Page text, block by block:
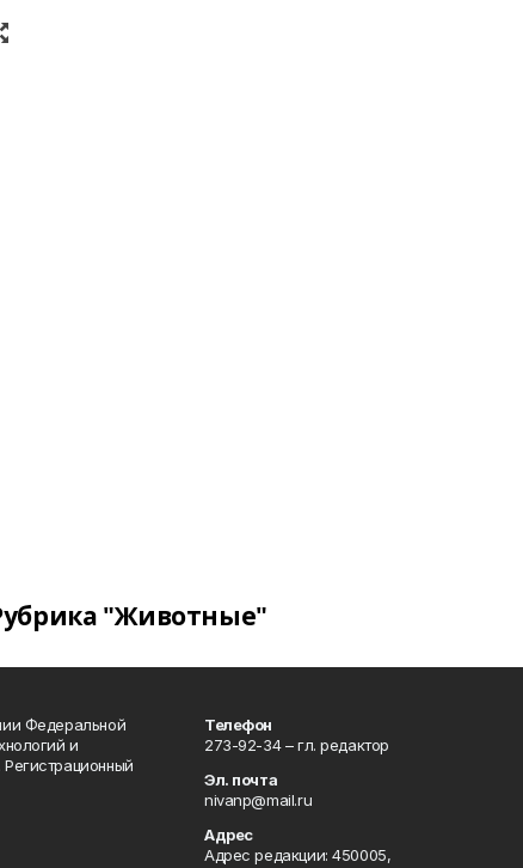
"Животные"
Федеральной
и
Телефон
273-92-34 – гл. редактор
Эл. почта
nivanp@mail.ru
Адрес
Адрес редакции: 450005,